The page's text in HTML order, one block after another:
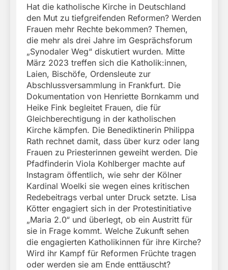
Hat die katholische Kirche in Deutschland
den Mut zu tiefgreifenden Reformen? Werden
Frauen mehr Rechte bekommen? Themen,
die mehr als drei Jahre im Gesprächsforum
„Synodaler Weg“ diskutiert wurden. Mitte
März 2023 treffen sich die Katholik:innen,
Laien, Bischöfe, Ordensleute zur
Abschlussversammlung in Frankfurt. Die
Dokumentation von Henriette Bornkamm und
Heike Fink begleitet Frauen, die für
Gleichberechtigung in der katholischen
Kirche kämpfen. Die Benediktinerin Philippa
Rath rechnet damit, dass über kurz oder lang
Frauen zu Priesterinnen geweiht werden. Die
Pfadfinderin Viola Kohlberger machte auf
Instagram öffentlich, wie sehr der Kölner
Kardinal Woelki sie wegen eines kritischen
Redebeitrags verbal unter Druck setzte. Lisa
Kötter engagiert sich in der Protestinitiative
„Maria 2.0“ und überlegt, ob ein Austritt für
sie in Frage kommt. Welche Zukunft sehen
die engagierten Katholikinnen für ihre Kirche?
Wird ihr Kampf für Reformen Früchte tragen
oder werden sie am Ende enttäuscht?